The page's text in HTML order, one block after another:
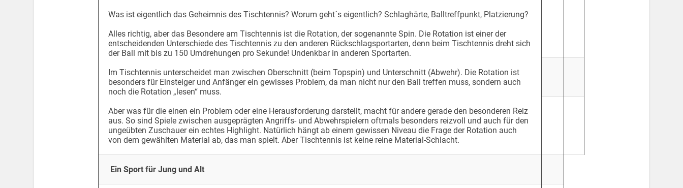
Was ist eigentlich das Geheimnis des Tischtennis? Worum geht´s eigentlich? Schlaghärte, Balltreffpunkt, Platzierung?
Alles richtig, aber das Besondere am Tischtennis ist die Rotation, der sogenannte Spin. Die Rotation ist einer der
entscheidenden Unterschiede des Tischtennis zu den anderen Rückschlagsportarten, denn beim Tischtennis dreht sich
der Ball mit bis zu 150 Umdrehungen pro Sekunde! Undenkbar in anderen Sportarten.
Im Tischtennis unterscheidet man zwischen Oberschnitt (beim Topspin) und Unterschnitt (Abwehr). Die Rotation ist
besonders für Einsteiger und Anfänger ein gewisses Problem, da man nicht nur den Ball treffen muss, sondern auch
noch die Rotation „lesen“ muss.
Aber was für die einen ein Problem oder eine Herausforderung darstellt, macht für andere gerade den besonderen Reiz
aus. So sind Spiele zwischen ausgeprägten Angriffs- und Abwehrspielern oftmals besonders reizvoll und auch für den
ungeübten Zuschauer ein echtes Highlight. Natürlich hängt ab einem gewissen Niveau die Frage der Rotation auch
von dem gewählten Material ab, das man spielt. Aber Tischtennis ist keine reine Material-Schlacht.
Ein Sport für Jung und Alt